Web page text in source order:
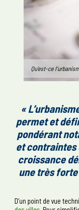
Qu’est-ce
«
permet et
pondérant
et contraintes
croissance
une très
D’un point de vue